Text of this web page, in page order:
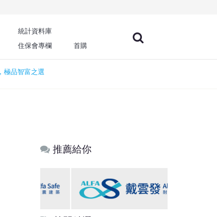
統計資料庫
住保會專欄
首購
極品智富之選
推薦給你